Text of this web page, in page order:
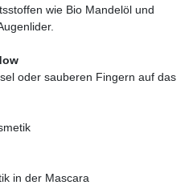
wie Bio Mandelöl und
oder sauberen Fingern auf das
in der Mascara